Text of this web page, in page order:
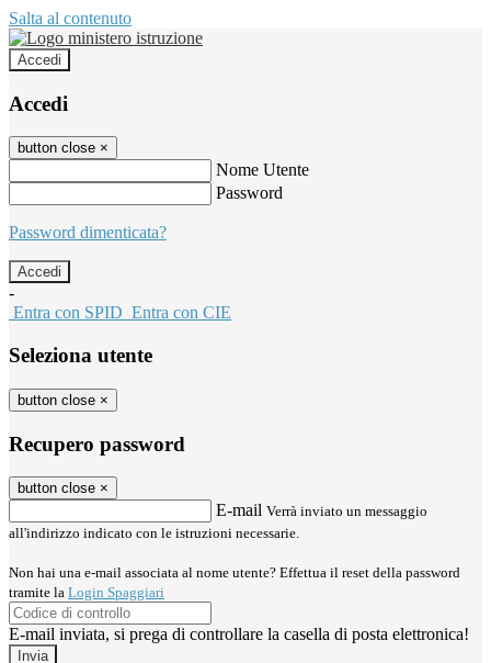
Salta al contenuto
Accedi
Accedi
button close ×
Nome Utente
Password
Password dimenticata?
-
Entra con SPID Entra con CIE
Seleziona utente
button close ×
Recupero password
button close ×
E-mail Verrà inviato un messaggio
all'indirizzo indicato con le istruzioni necessarie.
Non hai una e-mail associata al nome utente? Effettua il reset della password
tramite la Login Spaggiari
E-mail inviata, si prega di controllare la casella di posta elettronica!